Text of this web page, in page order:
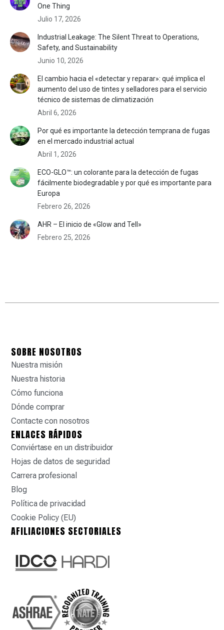
One Thing
Julio 17, 2026
Industrial Leakage: The Silent Threat to Operations,
Safety, and Sustainability
Junio 10, 2026
El cambio hacia el «detectar y reparar»: qué implica el
aumento del uso de tintes y selladores para el servicio
técnico de sistemas de climatización
Abril 6, 2026
Por qué es importante la detección temprana de fugas
en el mercado industrial actual
Abril 1, 2026
ECO-GLO™: un colorante para la detección de fugas
fácilmente biodegradable y por qué es importante para
Europa
Febrero 26, 2026
AHR – El inicio de «Glow and Tell»
Febrero 25, 2026
SOBRE NOSOTROS
Nuestra misión
Nuestra historia
Cómo funciona
Dónde comprar
Contacte con nosotros
ENLACES RÁPIDOS
Conviértase en un distribuidor
Hojas de datos de seguridad
Carrera profesional
Blog
Política de privacidad
Cookie Policy (EU)
AFILIACIONES SECTORIALES